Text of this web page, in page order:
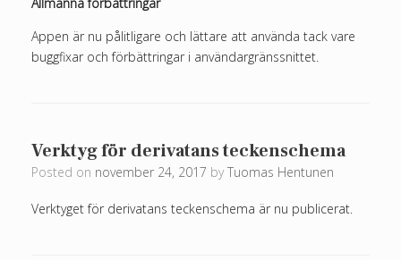
Appen är nu pålitligare och lättare att använda tack vare
buggfixar och förbättringar i användargränssnittet.
Verktyg för derivatans teckenschema
Posted on november 24, 2017 byTuomas Hentunen
Verktyget för derivatans teckenschema är nu publicerat.